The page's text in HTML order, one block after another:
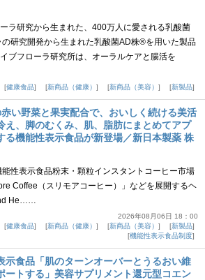
ラ研究から生まれた、400万人に愛される乳酸菌
研究開発から生まれた乳酸菌AD株®を用いた製品
ブフローラ研究所は、オーラルケアと腸活を
健康食品 新商品（健康） 新商品（美容） 新製品
い野菜と果実配合で、おいしく続ける美活
え、脚のむくみ、肌、脂肪にまとめてアプ
る機能性表示食品が新登場／新日本製薬 株
性表示食品粉末・顆粒インスタントコーヒー市場
Coffee（スリモアコーヒー）」などを展開するヘ
He……
2026年08月06日 18：00
健康食品 新商品（健康） 新商品（美容）
新製品
機能性表示食品制度
示食品「肌のターンオーバーとうるおい維
ートする」美容サプリメント還元型コエン